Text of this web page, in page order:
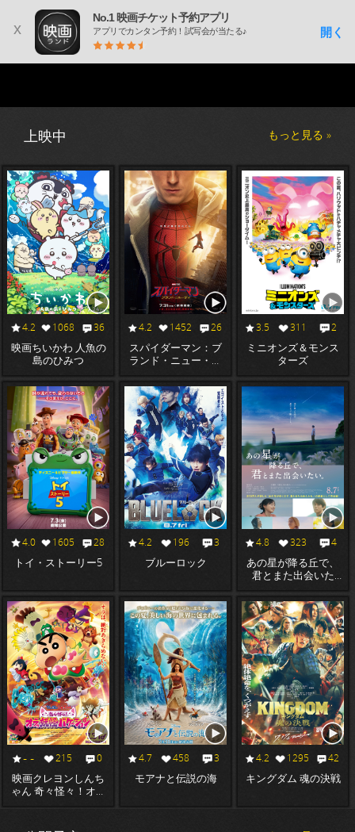
x
No.1 映画チケット予約アプリ
アプリでカンタン予約！試写会が当たる♪ 開く
上映中 もっと見る »
4.2 1068 36
映画ちいかわ 人魚の
島のひみつ
4.2 1452 26
スパイダーマン：ブ
ランド・ニュー・デ
3.5 311 2
ミニオンズ＆モンス
ターズ
4.0 1605 28
トイ・ストーリー5
4.2 196 3
ブルーロック
4.8 323 4
あの星が降る丘で、
君とまた出会いた
- - 215 0
映画クレヨンしんち
ゃん 奇々怪々！オラ
4.7 458 3
モアナと伝説の海
4.2 1295 42
キングダム 魂の決戦